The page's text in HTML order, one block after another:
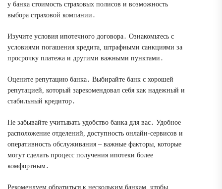
у банка стоимость страховых полисов и возможность
выбора страховой компании․
Изучите условия ипотечного договора․ Ознакомьтесь с
условиями погашения кредита, штрафными санкциями за
просрочку платежа и другими важными пунктами․
Оцените репутацию банка․ Выбирайте банк с хорошей
репутацией, который зарекомендовал себя как надежный и
стабильный кредитор․
Не забывайте учитывать удобство банка для вас․ Удобное
расположение отделений, доступность онлайн-сервисов и
оперативность обслуживания – важные факторы, которые
могут сделать процесс получения ипотеки более
комфортным․
Рекомендуем обратиться к нескольким банкам, чтобы